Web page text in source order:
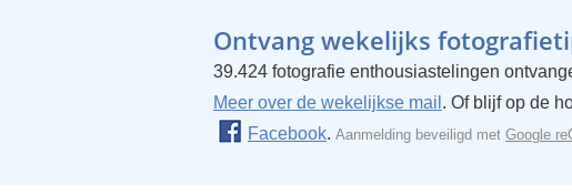
Ontvang wekelijks
39.424 fotografie enthousiastelingen
Meer over de wekelijkse mail . Of blijf op de
Facebook. Aanmelding beveiligd met Google